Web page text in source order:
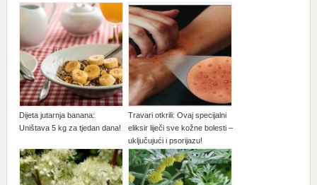
Dijeta jutarnja banana:
Uništava 5 kg za tjedan dana!
Travari otkrili: Ovaj specijalni
eliksir liječi sve kožne bolesti –
uključujući i psorijazu!